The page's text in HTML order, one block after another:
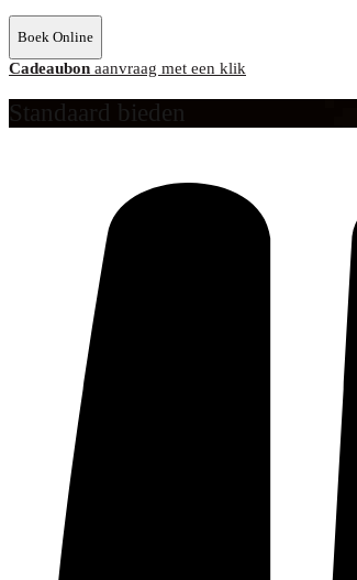
Boek Online
Cadeaubon aanvraag met een klik
Standaard bieden